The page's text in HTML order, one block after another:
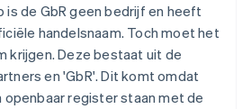
is de GbR geen bedrijf en heeft
handelsnaam. Toch moet het
krijgen. Deze bestaat uit de
en 'GbR'. Dit komt omdat
openbaar register staan met de